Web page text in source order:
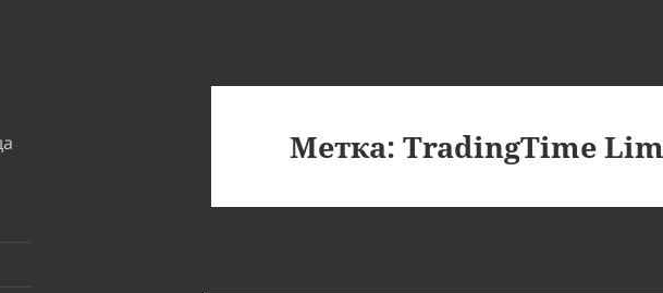
Метка:TradingTime